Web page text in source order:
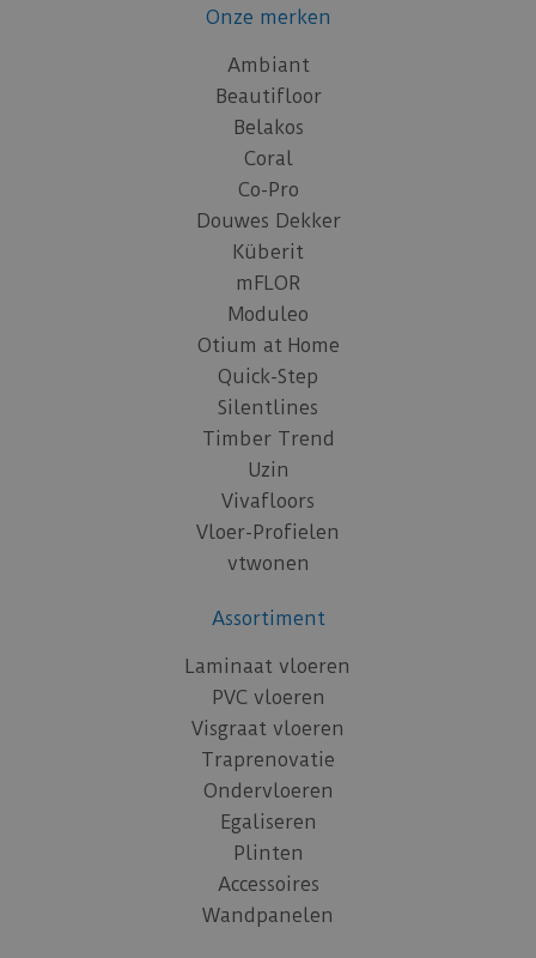
Onze merken
Ambiant
Beautifloor
Belakos
Coral
Co-Pro
Douwes Dekker
Küberit
mFLOR
Moduleo
Otium at Home
Quick-Step
Silentlines
Timber Trend
Uzin
Vivafloors
Vloer-Profielen
vtwonen
Assortiment
Laminaat vloeren
PVC vloeren
Visgraat vloeren
Traprenovatie
Ondervloeren
Egaliseren
Plinten
Accessoires
Wandpanelen